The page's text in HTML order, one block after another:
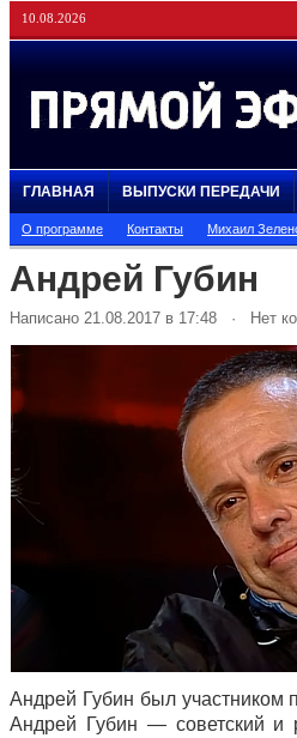
10.08.2026
ГЛАВНАЯ ВЫПУСКИ ПЕРЕДАЧИ
О программе Контакты Михаил
Андрей Губин
Написано 21.08.2017 в 17:48 · Нет
Андрей Губин был участником
Андрей Губин — советский и